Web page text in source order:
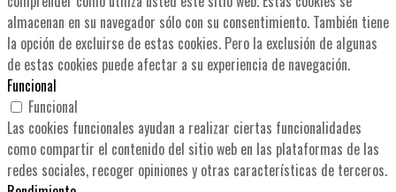
almacenan en su navegador sólo con su consentimiento. También tiene
la opción de excluirse de estas cookies. Pero la exclusión de algunas
de estas cookies puede afectar a su experiencia de navegación.
Funcional
Funcional
Las cookies funcionales ayudan a realizar ciertas funcionalidades
como compartir el contenido del sitio web en las plataformas de las
redes sociales, recoger opiniones y otras características de terceros.